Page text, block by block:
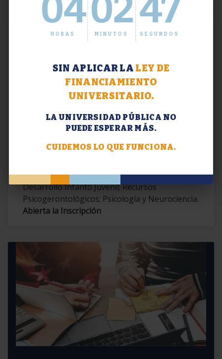
04
HORAS
02
MINUTOS
48
SEGUNDOS
SIN APLICAR LA LEY DE
FINANCIAMIENTO
UNIVERSITARIO.
LA UNIVERSIDAD PÚBLICA NO
PUEDE ESPERAR MÁS.
CUIDEMOS LO QUE FUNCIONA.
Extensión. Diplomaturas 2026.
Contemporáneas; Problemáticas en el
Desarrollo Infanto Juvenil; Recursos
Psicogerontológicos; Psicología y Neurociencia.
Abierta la Inscripción